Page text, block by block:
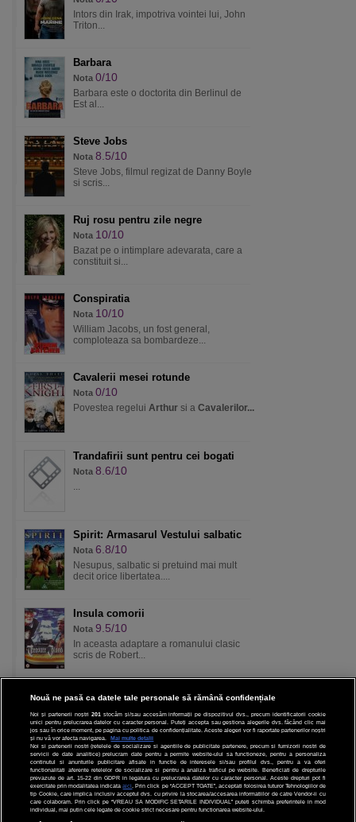
Intors din Irak, impotriva vointei lui, John
Triton...
Barbara
Nota 0/10
Barbara este o doctorita din Berlinul de
Est al...
Steve Jobs
Nota 8.5/10
Steve Jobs, filmul regizat de Danny Boyle
si scris...
Ruj rosu pentru zile negre
Nota 10/10
Bazat pe o intimplare adevarata, care a
constituit si...
Conspiratia
Nota 10/10
William Jacobs, un fost general,
comploteaza sa bombardeze...
Cavalerii mesei rotunde
Nota 0/10
Povestea regelui Arthur si a Cavalerilor...
Trandafirii sunt pentru cei bogati
Nota 8.6/10
...
Spirit: Armasarul Vestului salbatic
Nota 6.8/10
Nesupus, salbatic si pretuind mai mult
decit orice libertatea....
Insula comorii
Nota 9.5/10
In aceasta adaptare a romanului clasic
scris de Robert...
CINEMA
DIVERTISMENT
STIRI
TEHNOLOGIE
Nouă ne pasă ca datele tale personale să rămână confidențiale
Noi și partenerii noștri 201 stocăm și/sau accesăm informații pe dispozitivul dvs., precum identificatorii cookie
unici pentru prelucrarea datelor cu caracter personal. Puteți accepta sau gestiona alegerile dvs. făcând clic mai
jos sau în orice moment, pe pagina cu politica de confidențialitate. Aceste alegeri vor fi raportate partenerilor noștri
și nu vă vor afecta navigarea.
Mai multe detalii
Noi si partenerii nostri (retelele de socializare si agentiile de publicitate partenere, precum si furnizorii nostri de
servicii de date analitice) prelucram date pentru a permite website-ului sa functioneze, pentru a personaliza
continutul si anunturile publicitare afisate in functie de interesele si/sau profilul dvs., pentru a va oferi
functionalitati aferente retelelor de socializare si pentru a analiza traficul pe website. Beneficiati de drepturile
prevazute de art. 15-22 din GDPR in legatura cu prelucrarea datelor cu caracter personal. Aceste drepturi pot fi
exercitate prin modalitatea indicataaici . Prin click pe “ACCEPT TOATE”, acceptati folosirea tuturor Tehnologiilor de
tip Cookie, care implica inclusiv acceptul dvs. cu privire la stocarea/accesarea informatiilor de catre Vendor-ii cu
care colaboram. Prin click pe “VREAU SA MODIFIC SETARILE INDIVIDUAL” puteti schimba preferintele in mod
individual, mai putin cele legate de cookie strict necesare pentru functionarea website-ului.